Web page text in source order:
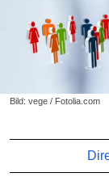
Bild: vege / Fotolia.com